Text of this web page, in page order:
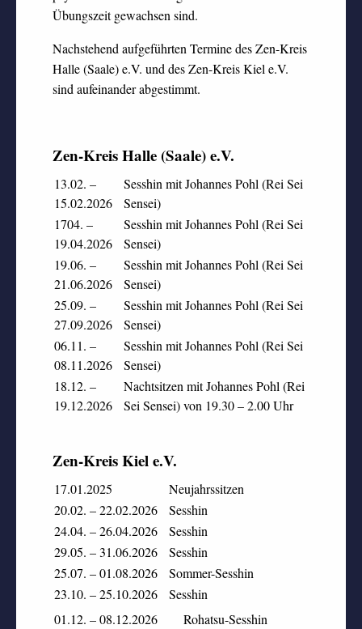
Übungszeit gewachsen sind.
Nachstehend aufgeführten Termine des Zen-Kreis
Halle (Saale) e.V. und des Zen-Kreis Kiel e.V.
sind aufeinander abgestimmt.
Zen-Kreis Halle (Saale) e.V.
13.02. –
15.02.2026
Sesshin mit Johannes Pohl (Rei Sei
Sensei)
1704. –
19.04.2026
Sesshin mit Johannes Pohl (Rei Sei
Sensei)
19.06. –
21.06.2026
Sesshin mit Johannes Pohl (Rei Sei
Sensei)
25.09. –
27.09.2026
Sesshin mit Johannes Pohl (Rei Sei
Sensei)
06.11. –
08.11.2026
Sesshin mit Johannes Pohl (Rei Sei
Sensei)
18.12. –
19.12.2026
Nachtsitzen mit Johannes Pohl (Rei
Sei Sensei) von 19.30 – 2.00 Uhr
Zen-Kreis Kiel e.V.
17.01.2025
Neujahrssitzen
20.02. – 22.02.2026
Sesshin
24.04. – 26.04.2026
Sesshin
29.05. – 31.06.2026
Sesshin
25.07. – 01.08.2026
Sommer-Sesshin
23.10. – 25.10.2026
Sesshin
01.12. – 08.12.2026 Rohatsu-Sesshin